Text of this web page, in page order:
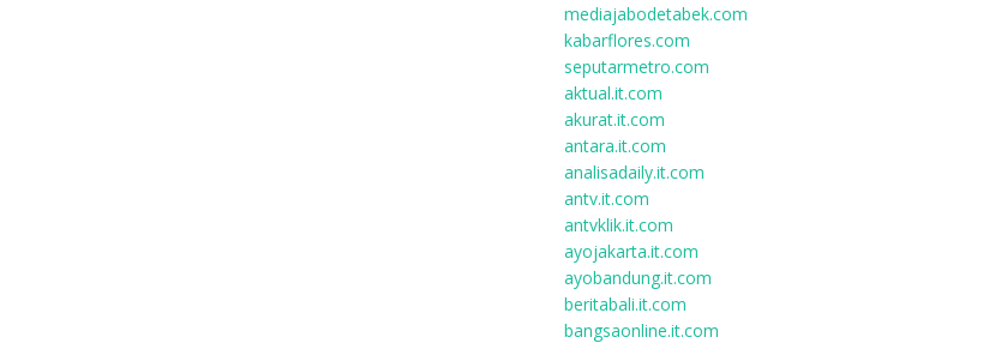
mediajabodetabek.com
kabarflores.com
seputarmetro.com
aktual.it.com
akurat.it.com
antara.it.com
analisadaily.it.com
antv.it.com
antvklik.it.com
ayojakarta.it.com
ayobandung.it.com
beritabali.it.com
bangsaonline.it.com